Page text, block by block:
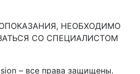
НЕОБХОДИМО
СО СПЕЦИАЛИСТОМ
– все права защищены.